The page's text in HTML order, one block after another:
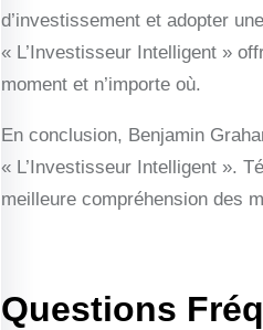
d’investissement et adopter
« L’Investisseur Intelligent »
moment et n’importe où.
En conclusion, Benjamin
« L’Investisseur Intelligent ».
meilleure compréhension des
Questions